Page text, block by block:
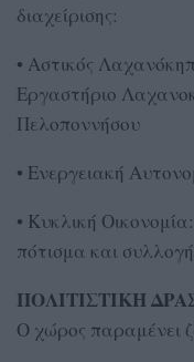
διαχείρισης:
• Αστικός
Εργαστήριο
Πελοποννήσου
• Ενεργειακή
• Κυκλική
πότισμα και
ΠΟΛΙΤΙΣΤΙΚΗ
Ο χώρος παραμένει